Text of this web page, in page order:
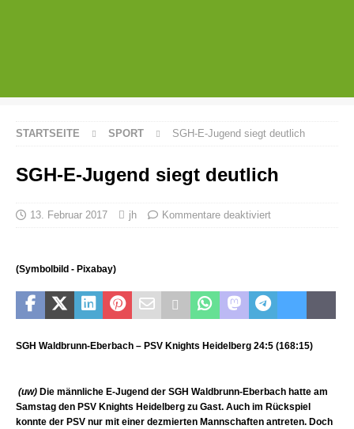
STARTSEITE SPORT SGH-E-Jugend siegt deutlich
SGH-E-Jugend siegt deutlich
13. Februar 2017 jh Kommentare deaktiviert
(Symbolbild - Pixabay)
SGH Waldbrunn-Eberbach – PSV Knights Heidelberg 24:5 (168:15)
(uw) Die männliche E-Jugend der SGH Waldbrunn-Eberbach hatte am
Samstag den PSV Knights Heidelberg zu Gast. Auch im Rückspiel
konnte der PSV nur mit einer dezmierten Mannschaften antreten. Doch